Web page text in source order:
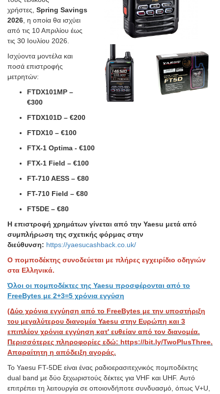
χρήστες, Spring Savings
2026 , η οποία θα ισχύει
από τις 10 Απριλίου έως
τις 30 Ιουλίου 2026.
Ισχύοντα μοντέλα και
ποσά επιστροφής
μετρητών:
FTDX101MP –
€300
FTDX101D – €200
FTDX10 – €100
FTX-1 Optima - €100
FTX-1 Field – €100
FT-710 AESS – €80
FT-710 Field – €80
FT5DE – €80
Η επιστροφή χρημάτων γίνεται από την Yaesu μετά από
συμπλήρωση της σχετικής φόρμας στην
διεύθυνση: https://yaesucashback.co.uk/
Ο πομποδέκτης συνοδεύεται με πλήρες εγχειρίδιο οδηγιών
στα Ελληνικά.
Όλοι οι πομποδέκτες της Yaesu προσφέρονται από το
FreeBytes με 2+3=5 χρόνια εγγύση
(Δύο χρόνια εγγύηση από το FreeBytes με την υποστήριξη
του μεγαλύτερου διανομέα Yaesu στην Ευρώπη και 3
επιπλέον χρόνια εγγύηση κατ' ευθείαν από τον διανομέα.
Περισσότερες πληροφορίες εδώ: https://bit.ly/TwoPlusThree.
Απαραίτητη η απόδειξη αγοράς.
Το Yaesu FT-5DE είναι ένας ραδιοερασιτεχνικός πομποδέκτης
dual band με δύο ξεχωριστούς δέκτες για VHF και UHF. Αυτό
επιτρέπει τη λειτουργία σε οποιονδήποτε συνδυασμό, όπως V+U,